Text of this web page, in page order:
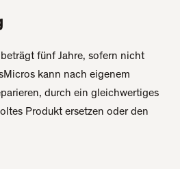
fünf Jahre, sofern nicht
kann nach eigenem
durch ein gleichwertiges
Produkt ersetzen oder den